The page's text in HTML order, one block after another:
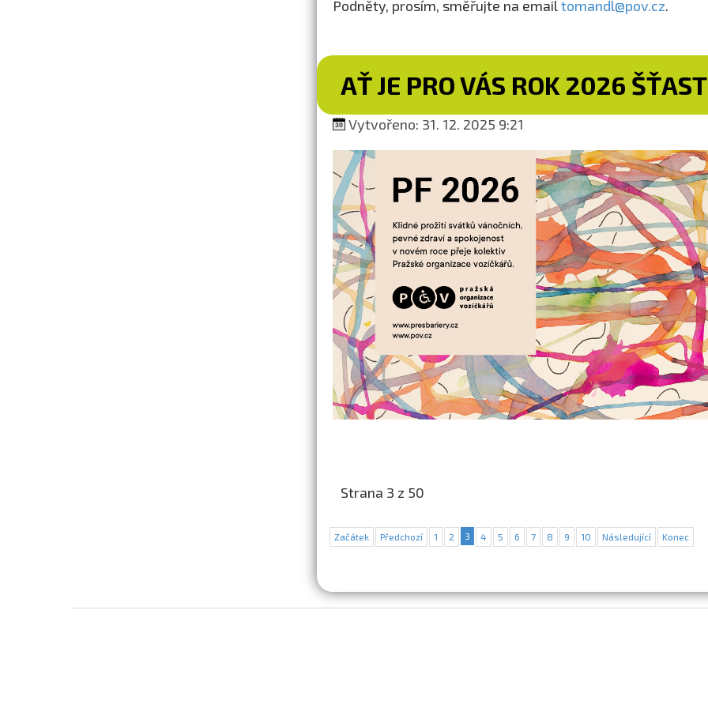
Podněty, prosím, směřujte na emailtomandl@pov.cz.
AŤ JE PRO VÁS ROK 2026
Vytvořeno: 31. 12. 2025 9:21
Strana 3 z 50
Začátek Předchozí 1 2 3 4 5 6 7 8 9 10 Následující Konec